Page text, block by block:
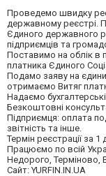
Проведемо швидку
державному реєстрі.
Єдиного державного
підприємців та
Поставимо на облік в
платника Єдиного
Подамо заяву на
отримаємо Витяг
Надаємо
Безкоштовні
Підприємця: оплата
звітність та інше.
Термін реєстрації за 1
Працюємо по всій
Недорого, Терміново,
Сайт: YURFIN.IN.UA